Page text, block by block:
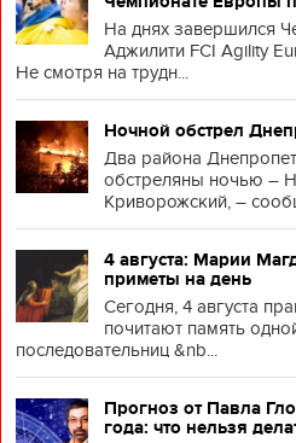
На днях завершился
Аджилити FCI Agility
Не смотря на трудн...
Ночной обстрел
Два района
обстреляны ночью –
Криворожский, –
4 августа: Марии
приметы на день
Сегодня, 4 августа
почитают память
последовательниц &nb...
Прогноз от Павла
года: что нельзя